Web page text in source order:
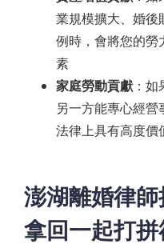
業規模擴大、婚後
例時，會將您的勞
素
家庭勞動貢獻 ：
另一方能專心經
法律上具有高度價
澎湖離婚律師
拿回一起打